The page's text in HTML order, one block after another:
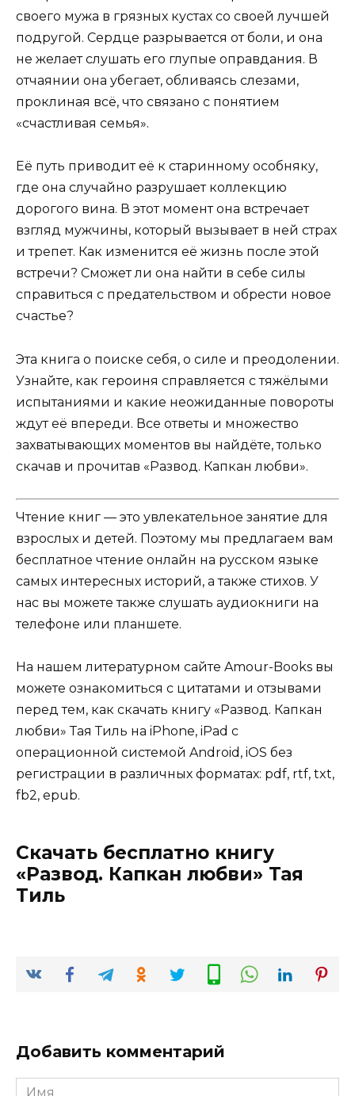
своего мужа в грязных кустах со своей лучшей
подругой. Сердце разрывается от боли, и она
не желает слушать его глупые оправдания. В
отчаянии она убегает, обливаясь слезами,
проклиная всё, что связано с понятием
«счастливая семья».
Её путь приводит её к старинному особняку,
где она случайно разрушает коллекцию
дорогого вина. В этот момент она встречает
взгляд мужчины, который вызывает в ней страх
и трепет. Как изменится её жизнь после этой
встречи? Сможет ли она найти в себе силы
справиться с предательством и обрести новое
счастье?
Эта книга о поиске себя, о силе и преодолении.
Узнайте, как героиня справляется с тяжёлыми
испытаниями и какие неожиданные повороты
ждут её впереди. Все ответы и множество
захватывающих моментов вы найдёте, только
скачав и прочитав «Развод. Капкан любви».
Чтение книг — это увлекательное занятие для
взрослых и детей. Поэтому мы предлагаем вам
бесплатное чтение онлайн на русском языке
самых интересных историй, а также стихов. У
нас вы можете также слушать аудиокниги на
телефоне или планшете.
На нашем литературном сайте Amour-Books вы
можете ознакомиться с цитатами и отзывами
перед тем, как скачать книгу «Развод. Капкан
любви» Тая Тиль на iPhone, iPad с
операционной системой Android, iOS без
регистрации в различных форматах: pdf, rtf, txt,
fb2, epub.
Скачать бесплатно книгу
«Развод. Капкан любви» Тая
Тиль
Добавить комментарий
Имя